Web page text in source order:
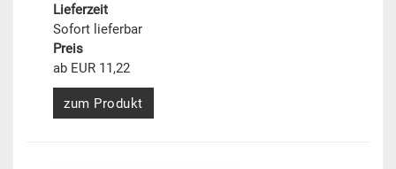
Lieferzeit
Sofort lieferbar
Preis
ab EUR 11,22
zum Produkt